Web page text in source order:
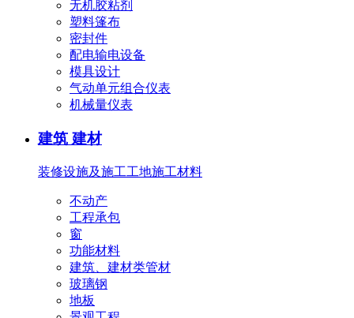
无机胶粘剂
塑料篷布
密封件
配电输电设备
模具设计
气动单元组合仪表
机械量仪表
建筑 建材
装修设施及施工工地施工材料
不动产
工程承包
窗
功能材料
建筑、建材类管材
玻璃钢
地板